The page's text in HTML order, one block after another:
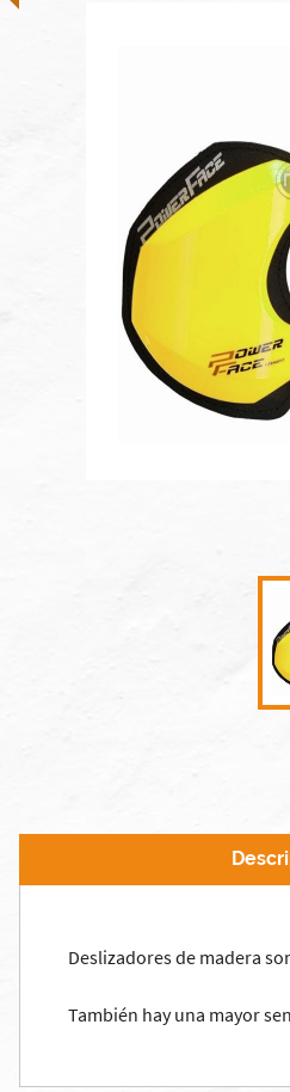
Deslizadoresde madera
También hay una mayor